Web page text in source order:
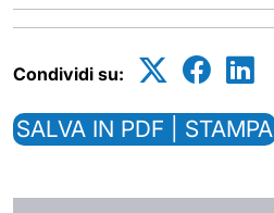
Condividi su:
SALVA IN PDF | STAMPA